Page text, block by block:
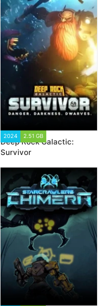
2024 2.51 GB
Deep Rock Galactic:
Survivor